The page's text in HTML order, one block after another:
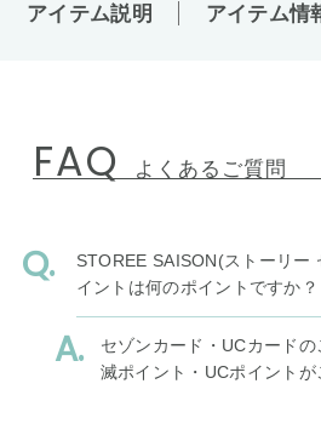
アイテム説明 アイテム情
FAQ よくあるご質問
STOREE SAISON(ストーリー
イントは何のポイントですか？
セゾンカード・UCカード
滅ポイント・UCポイントが